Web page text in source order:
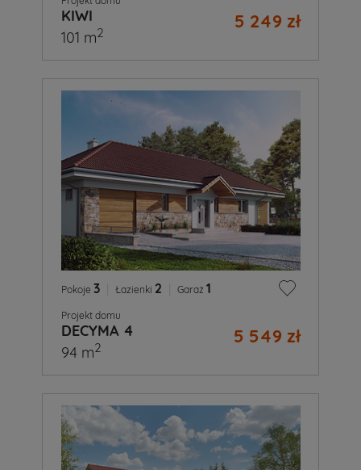
KIWI 5 249 zł
101 m2
Pokoje 3 Łazienki 2 Garaż 1
Projekt domu
DECYMA 4 5 549 zł
94 m2